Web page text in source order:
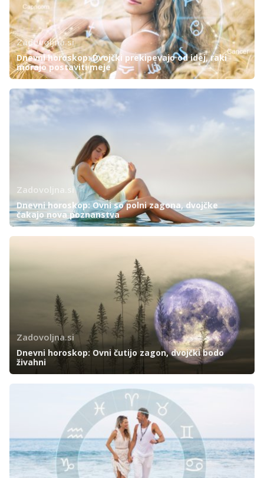
Zadovoljna.si
Dnevni horoskop: Dvojčki prekipevajo od idej, raki
morajo postaviti meje
Zadovoljna.si
Dnevni horoskop: Ovni so polni zagona, dvojčke
čakajo nova poznanstva
Zadovoljna.si
Dnevni horoskop: Ovni čutijo zagon, dvojčki bodo
živahni